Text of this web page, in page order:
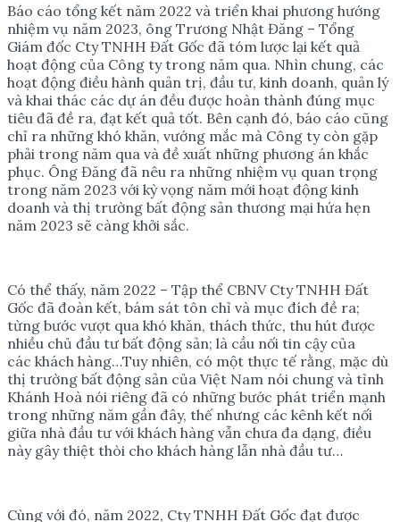
Báo cáo tổng kết năm 2022 và triển khai phương hướng
nhiệm vụ năm 2023, ông Trương Nhật Đăng – Tổng
Giám đốc Cty TNHH Đất Gốc đã tóm lược lại kết quả
hoạt động của Công ty trong năm qua. Nhìn chung, các
hoạt động điều hành quản trị, đầu tư, kinh doanh, quản lý
và khai thác các dự án đều được hoàn thành đúng mục
tiêu đã đề ra, đạt kết quả tốt. Bên cạnh đó, báo cáo cũng
chỉ ra những khó khăn, vướng mắc mà Công ty còn gặp
phải trong năm qua và đề xuất những phương án khắc
phục. Ông Đăng đã nêu ra những nhiệm vụ quan trọng
trong năm 2023 với kỳ vọng năm mới hoạt động kinh
doanh và thị trường bất động sản thương mại hứa hẹn
năm 2023 sẽ càng khởi sắc.
Có thể thấy, năm 2022 – Tập thể CBNV Cty TNHH Đất
Gốc đã đoàn kết, bám sát tôn chỉ và mục đích đề ra;
từng bước vượt qua khó khăn, thách thức, thu hút được
nhiều chủ đầu tư bất động sản; là cầu nối tin cậy của
các khách hàng…Tuy nhiên, có một thực tế rằng, mặc dù
thị trường bất động sản của Việt Nam nói chung và tỉnh
Khánh Hoà nói riêng đã có những bước phát triển mạnh
trong những năm gần đây, thế nhưng các kênh kết nối
giữa nhà đầu tư với khách hàng vẫn chưa đa dạng, điều
này gây thiệt thòi cho khách hàng lẫn nhà đầu tư…
Cùng với đó, năm 2022, Cty TNHH Đất Gốc đạt được